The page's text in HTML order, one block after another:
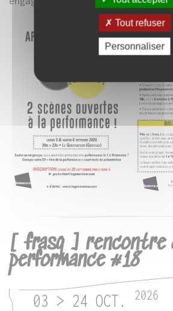
[ frasq ] rencontre
performance #18
03 > 24 OCT. 2026
Tout refuser
Personnaliser